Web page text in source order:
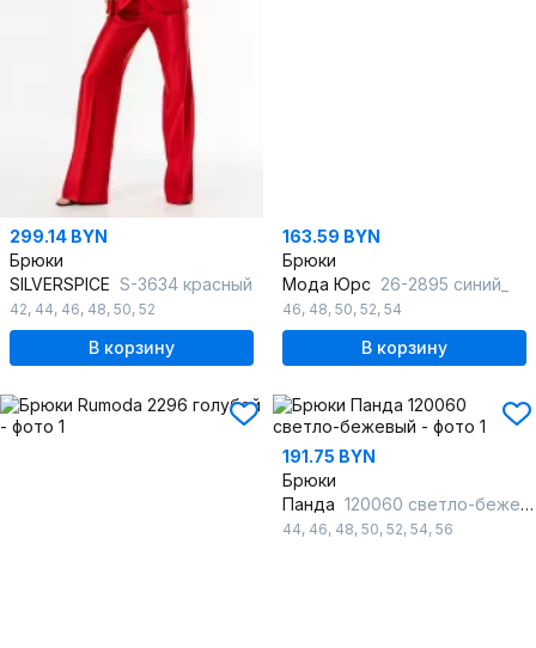
299.14 BYN
Брюки
SILVERSPICE S-3634 красный
42, 44, 46, 48, 50, 52
В корзину
163.59 BYN
Брюки
Мода Юрс 26-2895 синий_
46, 48, 50, 52, 54
В корзину
191.75 BYN
Брюки
Панда 120060 светло-бежевый
44, 46, 48, 50, 52, 54, 56